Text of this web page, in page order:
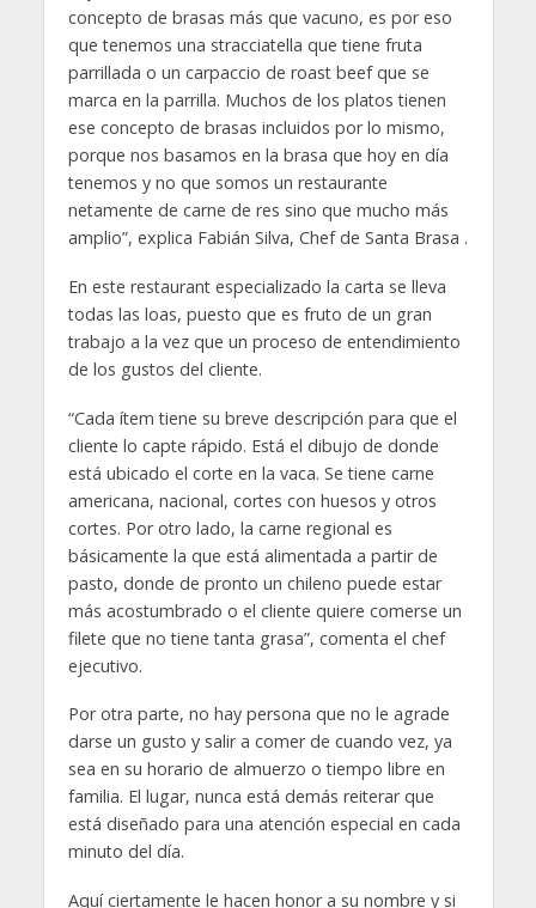
concepto de brasas más que vacuno, es por eso
que tenemos una stracciatella que tiene fruta
parrillada o un carpaccio de roast beef que se
marca en la parrilla. Muchos de los platos tienen
ese concepto de brasas incluidos por lo mismo,
porque nos basamos en la brasa que hoy en día
tenemos y no que somos un restaurante
netamente de carne de res sino que mucho más
amplio”, explica Fabián Silva, Chef de Santa Brasa .
En este restaurant especializado la carta se lleva
todas las loas, puesto que es fruto de un gran
trabajo a la vez que un proceso de entendimiento
de los gustos del cliente.
“Cada ítem tiene su breve descripción para que el
cliente lo capte rápido. Está el dibujo de donde
está ubicado el corte en la vaca. Se tiene carne
americana, nacional, cortes con huesos y otros
cortes. Por otro lado, la carne regional es
básicamente la que está alimentada a partir de
pasto, donde de pronto un chileno puede estar
más acostumbrado o el cliente quiere comerse un
filete que no tiene tanta grasa”, comenta el chef
ejecutivo.
Por otra parte, no hay persona que no le agrade
darse un gusto y salir a comer de cuando vez, ya
sea en su horario de almuerzo o tiempo libre en
familia. El lugar, nunca está demás reiterar que
está diseñado para una atención especial en cada
minuto del día.
Aquí ciertamente le hacen honor a su nombre y si